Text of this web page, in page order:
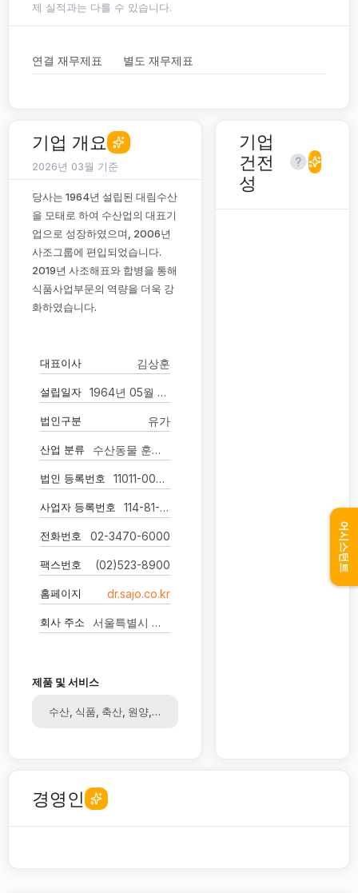
제 실적과는 다를 수 있습니다.
연결 재무제표 별도 재무제표
기업 개요
2026년 03월 기준
당사는 1964년 설립된 대림수산
을 모태로 하여 수산업의 대표기
업으로 성장하였으며, 2006년
사조그룹에 편입되었습니다.
2019년 사조해표와 합병을 통해
식품사업부문의 역량을 더욱 강
화하였습니다.
대표이사 김상훈
설립일자 1964년 05월 01일
법인구분 유가
산업 분류 수산동물 훈제, 조리 및 유사 조제식품 제조업
법인 등록번호 11011-0042278
사업자 등록번호 114-81-34190
전화번호 02-3470-6000
팩스번호 (02)523-8900
홈페이지 dr.sajo.co.kr
회사 주소 서울특별시 서초구 남부순환로 2159
제품 및 서비스
수산, 식품, 축산, 원양, 양돈, 육계
기업
건전
성
경영인
어시스턴트